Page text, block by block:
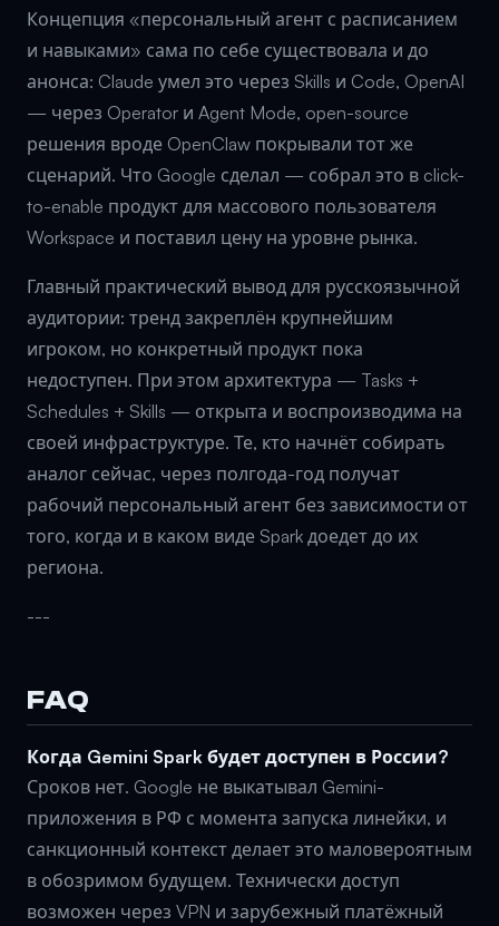
Концепция «персональный агент с расписанием
и навыками» сама по себе существовала и до
анонса: Claude умел это через Skills и Code, OpenAI
— через Operator и Agent Mode, open-source
решения вроде OpenClaw покрывали тот же
сценарий. Что Google сделал — собрал это в click-
to-enable продукт для массового пользователя
Workspace и поставил цену на уровне рынка.
Главный практический вывод для русскоязычной
аудитории: тренд закреплён крупнейшим
игроком, но конкретный продукт пока
недоступен. При этом архитектура — Tasks +
Schedules + Skills — открыта и воспроизводима на
своей инфраструктуре. Те, кто начнёт собирать
аналог сейчас, через полгода-год получат
рабочий персональный агент без зависимости от
того, когда и в каком виде Spark доедет до их
региона.
---
FAQ
Когда Gemini Spark будет доступен в России?
Сроков нет. Google не выкатывал Gemini-
приложения в РФ с момента запуска линейки, и
санкционный контекст делает это маловероятным
в обозримом будущем. Технически доступ
возможен через VPN и зарубежный платёжный